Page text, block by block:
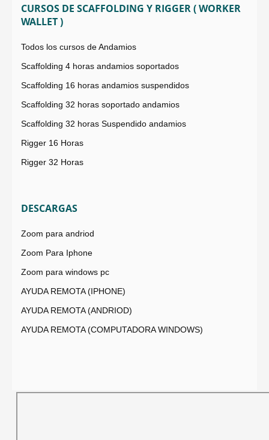
CURSOS DE SCAFFOLDING Y RIGGER ( WORKER
WALLET )
Todos los cursos de Andamios
Scaffolding 4 horas andamios soportados
Scaffolding 16 horas andamios suspendidos
Scaffolding 32 horas soportado andamios
Scaffolding 32 horas Suspendido andamios
Rigger 16 Horas
Rigger 32 Horas
DESCARGAS
Zoom para andriod
Zoom Para Iphone
Zoom para windows pc
AYUDA REMOTA (IPHONE)
AYUDA REMOTA (ANDRIOD)
AYUDA REMOTA (COMPUTADORA WINDOWS)